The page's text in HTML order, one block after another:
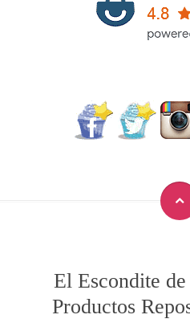
El Escondite
Productos